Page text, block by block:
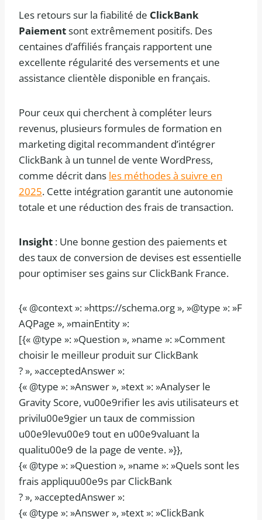
Les retours sur la fiabilité de ClickBank
Paiementsont extrêmement positifs. Des
centaines d’affiliés français rapportent une
excellente régularité des versements et une
assistance clientèle disponible en français.
Pour ceux qui cherchent à compléter leurs
revenus, plusieurs formules de formation en
marketing digital recommandent d’intégrer
ClickBank à un tunnel de vente WordPress,
comme décrit dans les méthodes à suivre en
2025. Cette intégration garantit une autonomie
totale et une réduction des frais de transaction.
Insight : Une bonne gestion des paiements et
des taux de conversion de devises est essentielle
pour optimiser ses gains sur ClickBank France.
{« @context »: »https://schema.org », »@type »: »F
AQPage », »mainEntity »:
[{« @type »: »Question », »name »: »Comment
choisir le meilleur produit sur ClickBank
? », »acceptedAnswer »:
{« @type »: »Answer », »text »: »Analyser le
Gravity Score, vu00e9rifier les avis utilisateurs et
privilu00e9gier un taux de commission
u00e9levu00e9 tout en u00e9valuant la
qualitu00e9 de la page de vente. »}},
{« @type »: »Question », »name »: »Quels sont les
frais appliquu00e9s par ClickBank
? », »acceptedAnswer »:
{« @type »: »Answer », »text »: »ClickBank